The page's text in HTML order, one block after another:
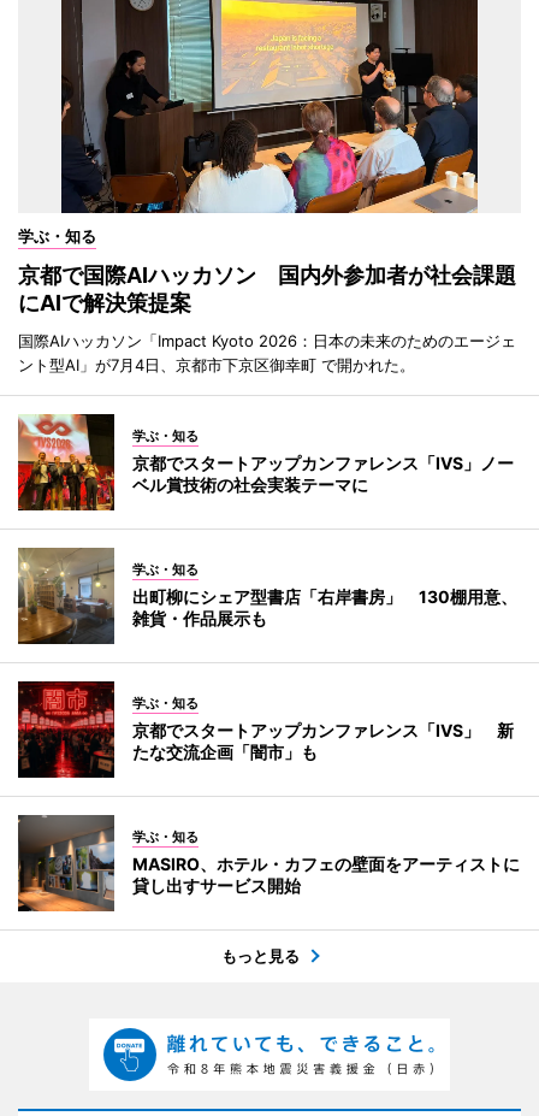
学ぶ・知る
京都で国際AIハッカソン 国内外参加者が社会課題
にAIで解決策提案
国際AIハッカソン「Impact Kyoto 2026：日本の未来のためのエージェ
ント型AI」が7月4日、京都市下京区御幸町 で開かれた。
学ぶ・知る
京都でスタートアップカンファレンス「IVS」ノー
ベル賞技術の社会実装テーマに
学ぶ・知る
出町柳にシェア型書店「右岸書房」 130棚用意、
雑貨・作品展示も
学ぶ・知る
京都でスタートアップカンファレンス「IVS」 新
たな交流企画「闇市」も
学ぶ・知る
MASIRO、ホテル・カフェの壁面をアーティストに
貸し出すサービス開始
もっと見る